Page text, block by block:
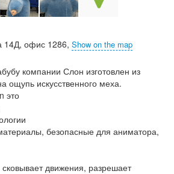
14Д, офис 1286, Show on the map
компании Слон изготовлен из
ощупь искусственного меха.
это
безопасные для аниматора,
движения, разрешает